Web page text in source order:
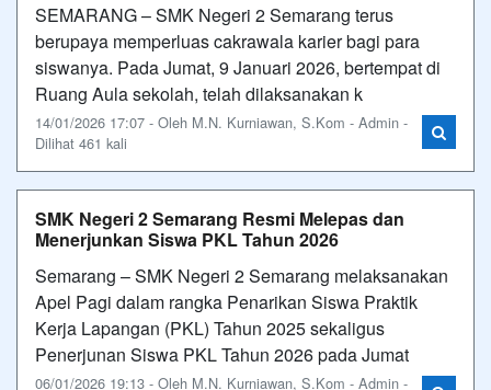
SEMARANG – SMK Negeri 2 Semarang terus
berupaya memperluas cakrawala karier bagi para
siswanya. Pada Jumat, 9 Januari 2026, bertempat di
Ruang Aula sekolah, telah dilaksanakan k
14/01/2026 17:07 - Oleh M.N. Kurniawan, S.Kom - Admin -
Dilihat 461 kali
SMK Negeri 2 Semarang Resmi Melepas dan
Menerjunkan Siswa PKL Tahun 2026
Semarang – SMK Negeri 2 Semarang melaksanakan
Apel Pagi dalam rangka Penarikan Siswa Praktik
Kerja Lapangan (PKL) Tahun 2025 sekaligus
Penerjunan Siswa PKL Tahun 2026 pada Jumat
06/01/2026 19:13 - Oleh M.N. Kurniawan, S.Kom - Admin -